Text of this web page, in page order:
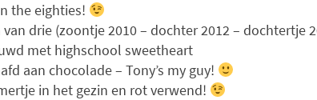
the eighties!
van drie (zoontje 2010 – dochter 2012 – dochtertje
met highschool sweetheart
aan chocolade – Tony’s my guy!
in het gezin en rot verwend!